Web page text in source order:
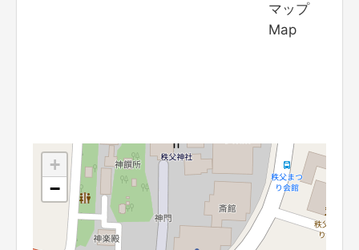
マップ
Map
+
−